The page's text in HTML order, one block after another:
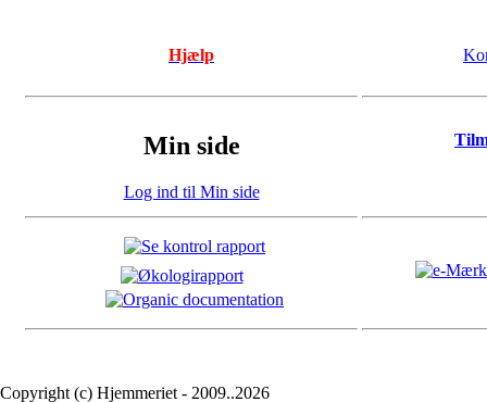
Hjælp
Min side
Log ind til Min side
Copyright (c) Hjemmeriet - 2009..2026